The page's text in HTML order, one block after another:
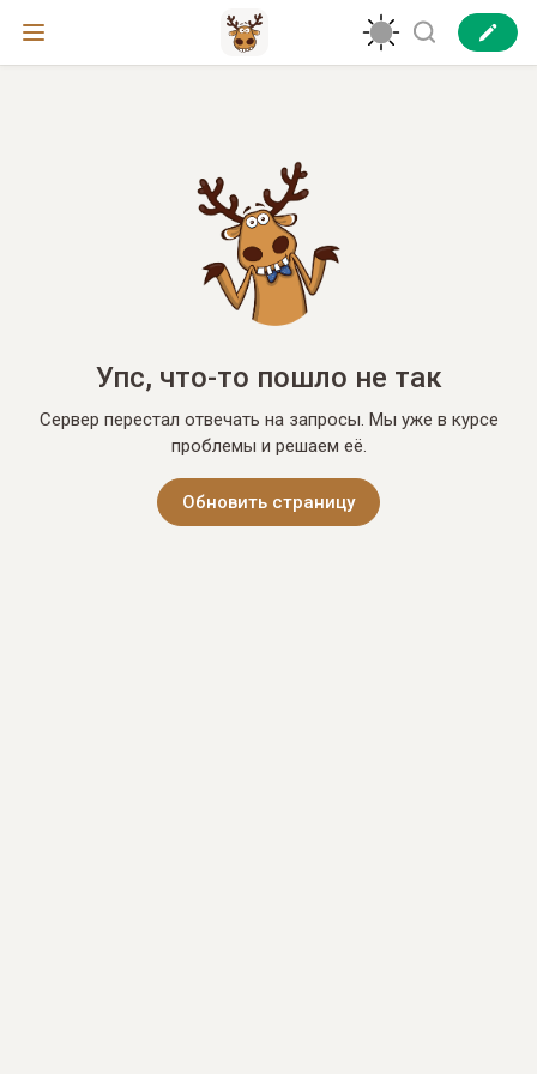
Упс, что-то пошло не так
Сервер перестал отвечать на запросы. Мы уже в курсе
проблемы и решаем её.
Обновить страницу